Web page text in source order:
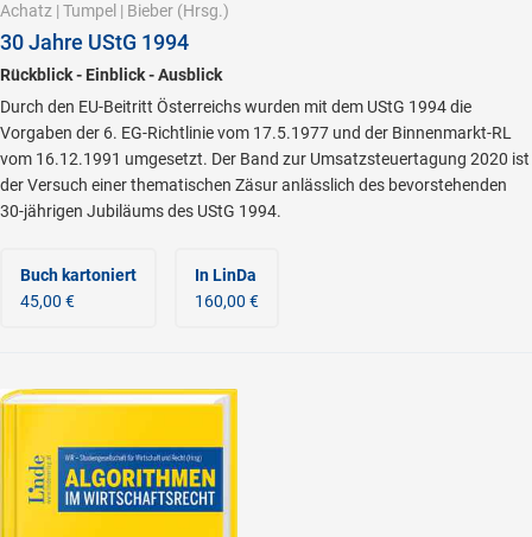
Achatz | Tumpel | Bieber (Hrsg.)
30 Jahre UStG 1994
Rückblick - Einblick - Ausblick
Durch den EU-Beitritt Österreichs wurden mit dem UStG 1994 die
Vorgaben der 6. EG-Richtlinie vom 17.5.1977 und der Binnenmarkt-RL
vom 16.12.1991 umgesetzt. Der Band zur Umsatzsteuertagung 2020 ist
der Versuch einer thematischen Zäsur anlässlich des bevorstehenden
30-jährigen Jubiläums des UStG 1994.
Buch kartoniert
45,00 €
In LinDa
160,00 €